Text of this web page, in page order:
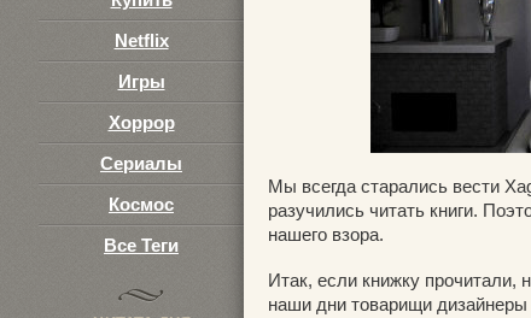
Netflix
Игры
Хоррор
Сериалы
Космос
Все Теги
Мы всегда старались вести
разучились читать книги.
нашего взора.
Итак, если книжку прочитали,
наши дни товарищи